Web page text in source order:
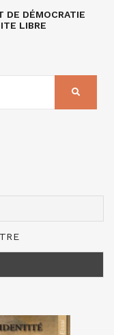
DE DÉMOCRATIE
LIBRE